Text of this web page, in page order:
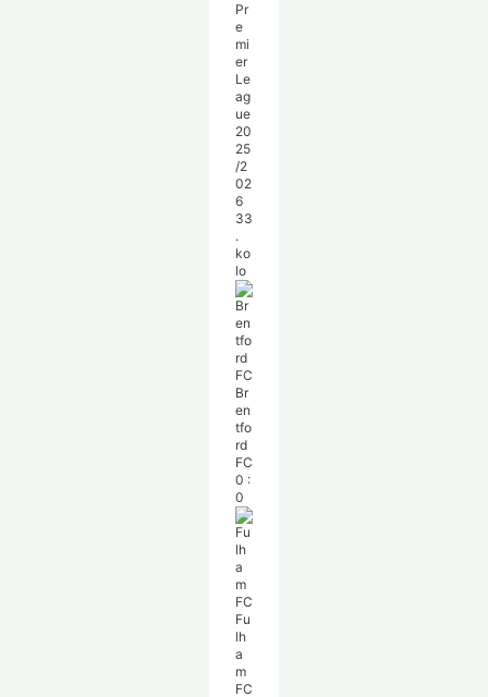
Pr
e
mi
er
Le
ag
ue
20
25
/2
02
6
33
.
ko
lo
Br
en
tfo
rd
FC
0 :
0
Fu
lh
a
m
FC